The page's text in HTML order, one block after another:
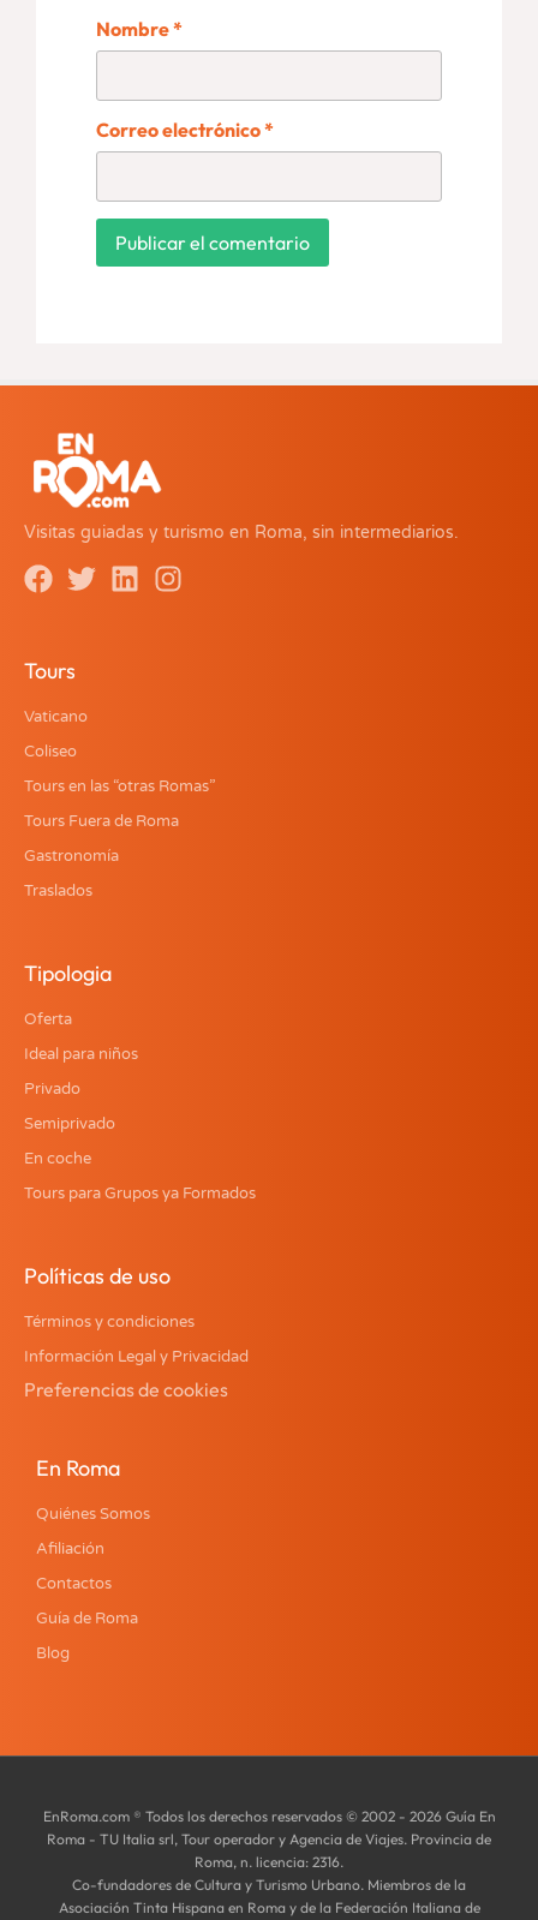
Nombre*
Correo electrónico*
Visitas guiadas y turismo en Roma, sin intermediarios.
Tours
Vaticano
Coliseo
Tours en las “otras Romas”
Tours Fuera de Roma
Gastronomía
Traslados
Tipologia
Oferta
Ideal para niños
Privado
Semiprivado
En coche
Tours para Grupos ya Formados
Políticas de uso
Términos y condiciones
Información Legal y Privacidad
Preferencias de cookies
En Roma
Quiénes Somos
Afiliación
Contactos
Guía de Roma
Blog
EnRoma.com ® Todos los derechos reservados © 2002 - 2026 Guía En
Roma - TU Italia srl, Tour operador y Agencia de Viajes. Provincia de
Roma, n. licencia: 2316.
Co-fundadores de Cultura y Turismo Urbano. Miembros de la
Asociación Tinta Hispana en Roma y de la Federación Italiana de